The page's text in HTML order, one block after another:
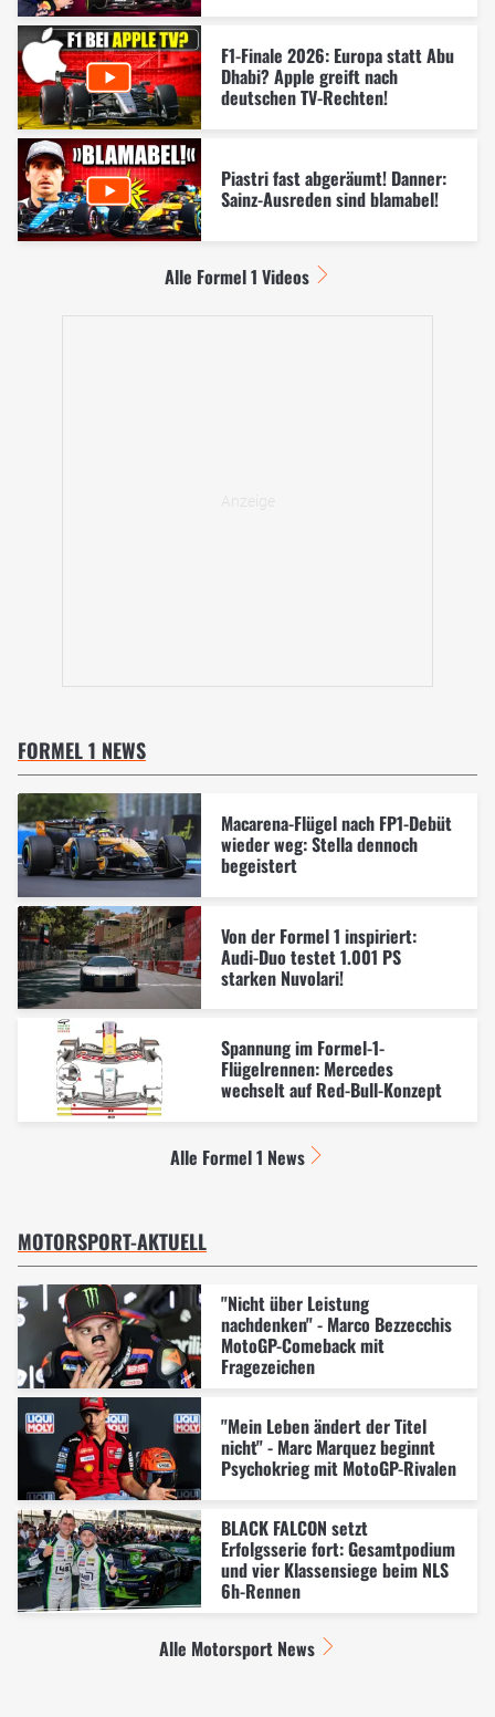
F1-Finale 2026: Europa statt Abu
Dhabi? Apple greift nach
deutschen TV-Rechten!
Piastri fast abgeräumt! Danner:
Sainz-Ausreden sind blamabel!
Alle Formel 1 Videos
FORMEL 1 NEWS
Macarena-Flügel nach FP1-Debüt
wieder weg: Stella dennoch
begeistert
Von der Formel 1 inspiriert:
Audi-Duo testet 1.001 PS
starken Nuvolari!
Spannung im Formel-1-
Flügelrennen: Mercedes
wechselt auf Red-Bull-Konzept
Alle Formel 1 News
MOTORSPORT-AKTUELL
"Nicht über Leistung
nachdenken" - Marco Bezzecchis
MotoGP-Comeback mit
Fragezeichen
"Mein Leben ändert der Titel
nicht" - Marc Marquez beginnt
Psychokrieg mit MotoGP-Rivalen
BLACK FALCON setzt
Erfolgsserie fort: Gesamtpodium
und vier Klassensiege beim NLS
6h-Rennen
Alle Motorsport News